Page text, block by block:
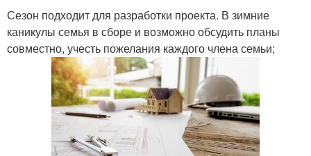
Сезон подходит для разработки проекта. В зимние
каникулы семья в сборе и возможно обсудить планы
совместно, учесть пожелания каждого члена семьи;